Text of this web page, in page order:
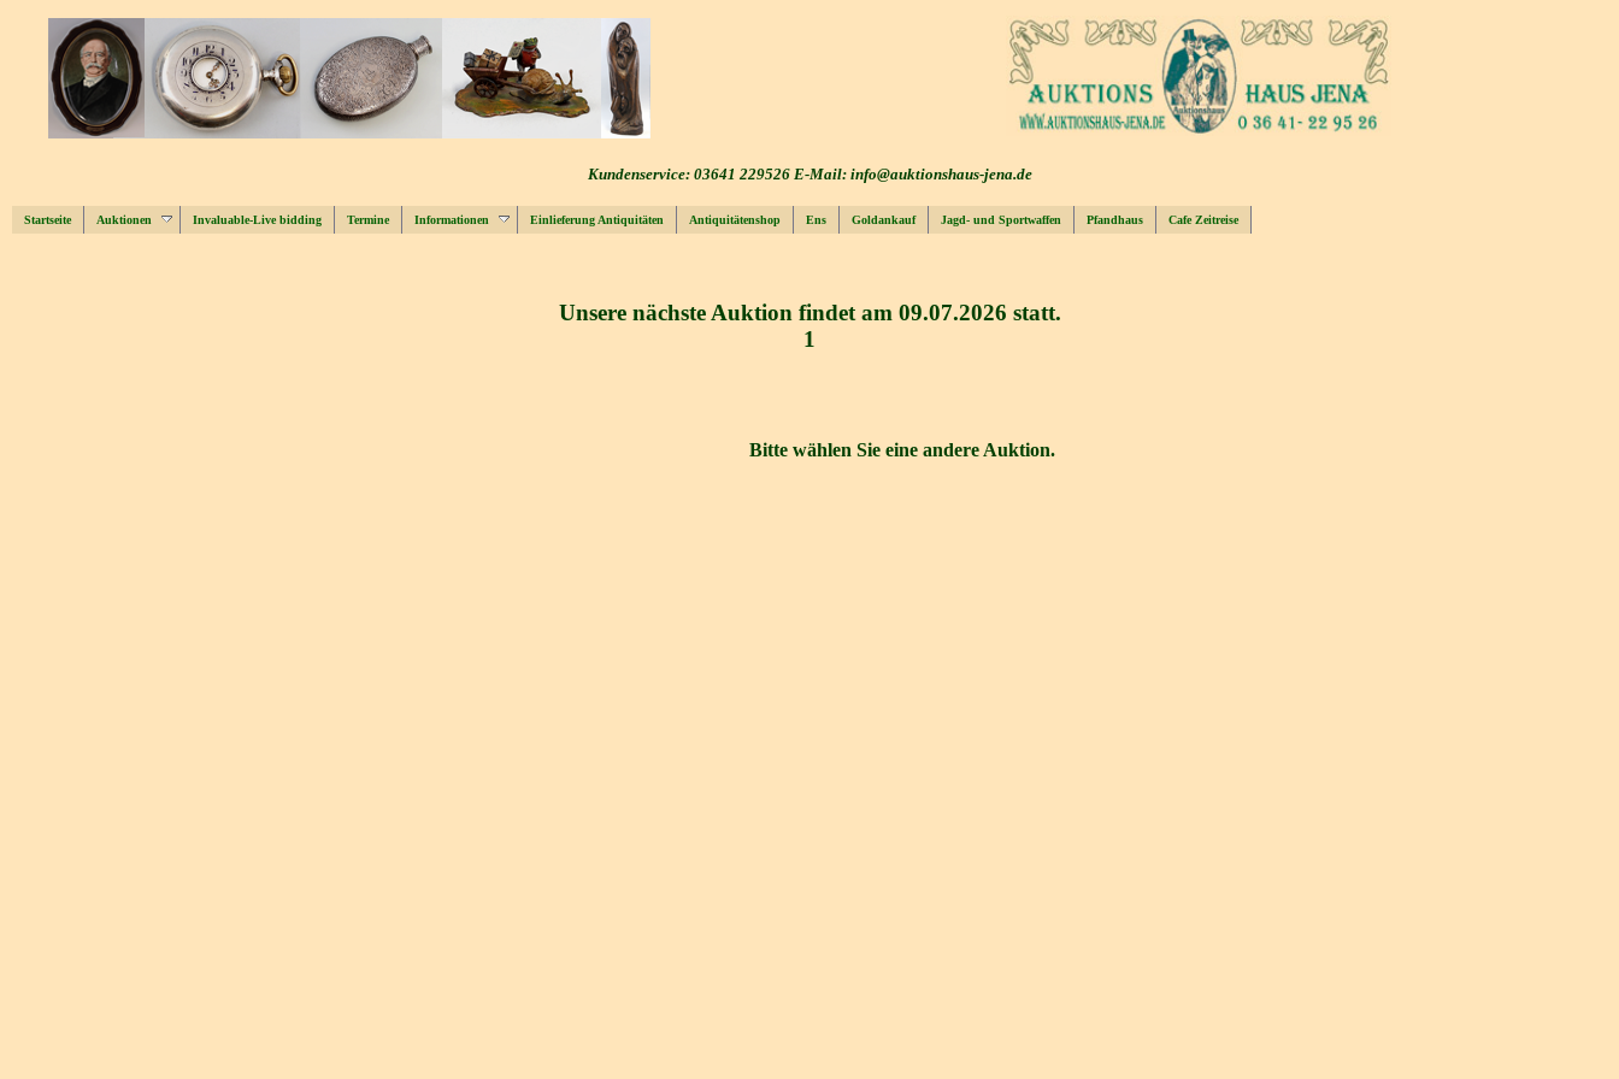
Kundenservice: 03641 229526 E-Mail: info@auktionshaus-jena.de
Startseite Auktionen Invaluable-Live bidding Termine Informationen Einlieferung Antiquitäten Antiquitätenshop Ens Goldankauf Jagd- und Sportwaffen Pfandhaus Cafe Zeitreise
Unsere nächste Auktion findet am 09.07.2026 statt.
1
Bitte wählen Sie eine andere Auktion.